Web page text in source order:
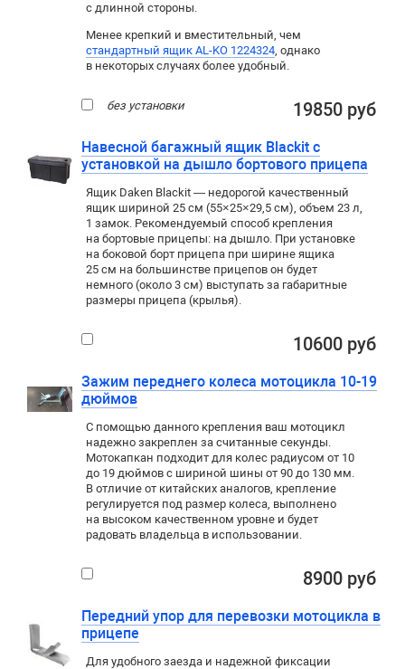
с длинной стороны.
Менее крепкий и вместительный, чем
стандартный ящик AL-KO 1224324, однако
в некоторых случаях более удобный.
без установки 19850 руб
Навесной багажный ящик Blackit с
установкой на дышло бортового прицепа
Ящик Daken Blackit — недорогой качественный
ящик шириной 25 см (55×25×29,5 см), объем 23 л,
1 замок. Рекомендуемый способ крепления
на бортовые прицепы: на дышло. При установке
на боковой борт прицепа при ширине ящика
25 см на большинстве прицепов он будет
немного (около 3 см) выступать за габаритные
размеры прицепа (крылья).
10600 руб
Зажим переднего колеса мотоцикла 10-19
дюймов
С помощью данного крепления ваш мотоцикл
надежно закреплен за считанные секунды.
Мотокапкан подходит для колес радиусом от 10
до 19 дюймов с шириной шины от 90 до 130 мм.
В отличие от китайских аналогов, крепление
регулируется под размер колеса, выполнено
на высоком качественном уровне и будет
радовать владельца в использовании.
8900 руб
Передний упор для перевозки мотоцикла в
прицепе
Для удобного заезда и надежной фиксации